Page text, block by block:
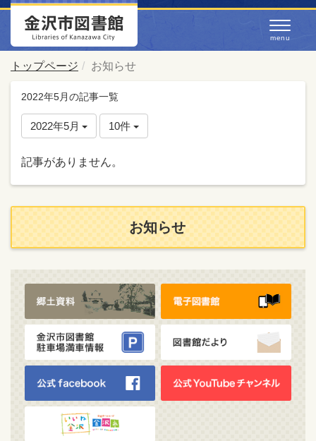
トップページ お知らせ
2022年5月の記事一覧
2022年5月 10件
記事がありません。
お知らせ